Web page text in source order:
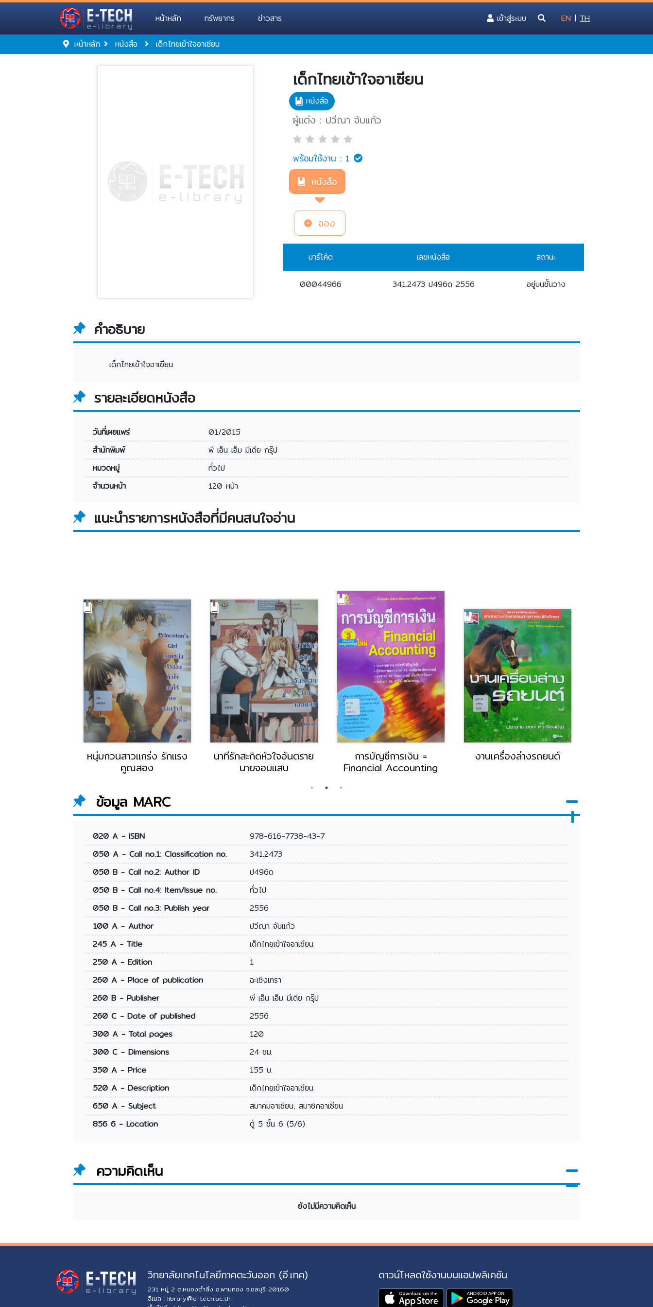
หน้าหลัก ทรัพยากร ข่าวสาร เข้าสู่ระบบ(current) EN | TH
หน้าหลัก หนังสือ เด็กไทยเข้าใจอาเซียน
เด็กไทยเข้าใจอาเซียน
หนังสือ
ผู้แต่ง : ปวีณา จับแก้ว
พร้อมใช้งาน : 1
หนังสือ
จอง
บาร์โค้ด เลขหนังสือ สถานะ
00044966 341.2473 ป496ด 2556 อยู่บนชั้นวาง
คำอธิบาย
เด็กไทยเข้าใจอาเซียน
รายละเอียดหนังสือ
วันที่เผยแพร่
01/2015
สำนักพิมพ์
พี เอ็น เอ็ม มีเดีย กรุ๊ป
หมวดหมู่
ทั่วไป
จำนวนหน้า
120 หน้า
แนะนำรายการหนังสือที่มีคนสนใจอ่าน
หนุ่มกวนสาวแกร่ง รักแรง
คูณสอง
นาทีรักสะกิดหัวใจอันตราย
นายจอมแสบ
การบัญชีการเงิน =
Financial Accounting
งานเครื่องล่างรถยนต์
ข้อมูล MARC
020 A - ISBN
978-616-7738-43-7
050 A - Call no.1: Classification no.
341.2473
050 B - Call no.2: Author ID
ป496ด
050 B - Call no.4: Item/Issue no.
ทั่วไป
050 B - Call no.3: Publish year
2556
100 A - Author
ปวีณา จับแก้ว
245 A - Title
เด็กไทยเข้าใจอาเซียน
250 A - Edition
1
260 A - Place of publication
ฉะเชิงเทรา
260 B - Publisher
พี เอ็น เอ็ม มีเดีย กรุ๊ป
260 C - Date of published
2556
300 A - Total pages
120
300 C - Dimensions
24 ซม.
350 A - Price
155 บ.
520 A - Description
เด็กไทยเข้าใจอาเซียน
650 A - Subject
สมาคมอาเซียน, สมาชิกอาเซียน
856 6 - Location
ตู้ 5 ชั้น 6 (5/6)
ความคิดเห็น
ยังไม่มีความคิดเห็น
วิทยาลัยเทคโนโลยีภาคตะวันออก (อี.เทค)
231 หมู่ 2 ต.หนองตำลึง อ.พานทอง จ.ชลบุรี 20160
อีเมล : library@e-tech.ac.th
ดาวน์โหลดใช้งานบนแอปพลิเคชัน